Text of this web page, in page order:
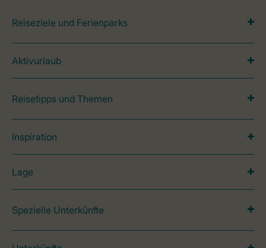
Reiseziele und Ferienparks
Aktivurlaub
Reisetipps und Themen
Inspiration
Lage
Spezielle Unterkünfte